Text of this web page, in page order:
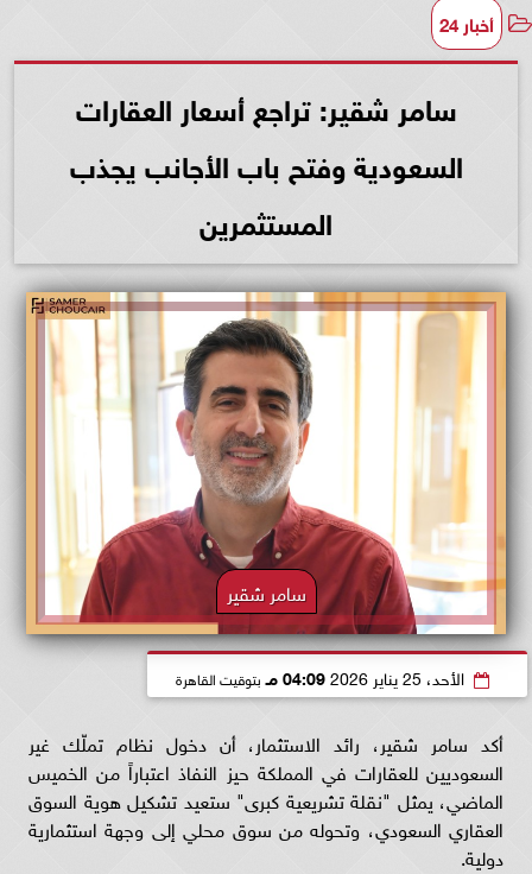
أخبار 24
سامر شقير: تراجع أسعار العقارات
السعودية وفتح باب الأجانب يجذب
المستثمرين
سامر شقير
الأحد، 25 يناير 2026 04:09 مـ بتوقيت القاهرة
أكد سامر شقير، رائد الاستثمار، أن دخول نظام تملّك غير
السعوديين للعقارات في المملكة حيز النفاذ اعتباراً من الخميس
الماضي، يمثل "نقلة تشريعية كبرى" ستعيد تشكيل هوية السوق
العقاري السعودي، وتحوله من سوق محلي إلى وجهة استثمارية
دولية.